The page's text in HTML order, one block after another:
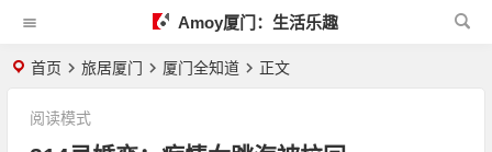
Amoy厦门：生活乐趣
首页 旅居厦门 厦门全知道 正文
阅读模式